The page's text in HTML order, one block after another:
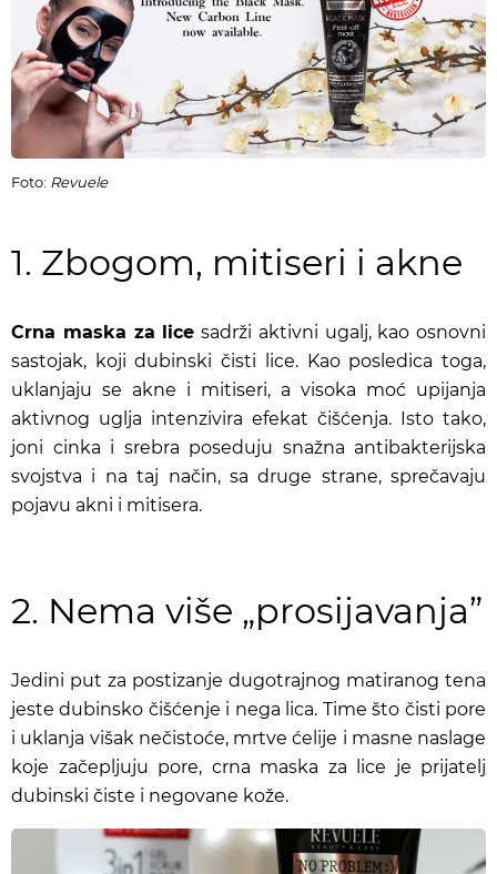
Foto: Revuele
1. Zbogom, mitiseri i akne
Crna maska za lice sadrži aktivni ugalj, kao osnovni
sastojak, koji dubinski čisti lice. Kao posledica toga,
uklanjaju se akne i mitiseri, a visoka moć upijanja
aktivnog uglja intenzivira efekat čišćenja. Isto tako,
joni cinka i srebra poseduju snažna antibakterijska
svojstva i na taj način, sa druge strane, sprečavaju
pojavu akni i mitisera.
2. Nema više „prosijavanja”
Jedini put za postizanje dugotrajnog matiranog tena
jeste dubinsko čišćenje i nega lica. Time što čisti pore
i uklanja višak nečistoće, mrtve ćelije i masne naslage
koje začepljuju pore, crna maska za lice je prijatelj
dubinski čiste i negovane kože.